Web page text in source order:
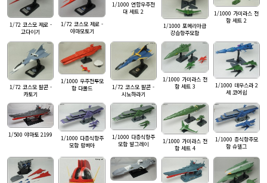
1/72 코스모 제로 -
고다이기
1/72 코스모 제로 -
야마모토기
1/1000 연합우주전
대 세트 2
1/1000 포메리아급
강습항주모함
1/1000 가미라스 전
함 세트 2
1/72 코스모 팔콘 -
카토기
1/1000 우주전투모
함 다롤드
1/72 코스모 팔콘 -
시노하라기
1/1000 가미라스 전
함 세트 3
1/1000 데우스라 2
세 코어쉽
1/500 야마토 2199
1/1000 다층식항주
모함 람베아
1/1000 다층식항주
모함 발그레이
1/1000 가미라스 전
함 세트 4
1/1000 층식항주모
함 슈델그